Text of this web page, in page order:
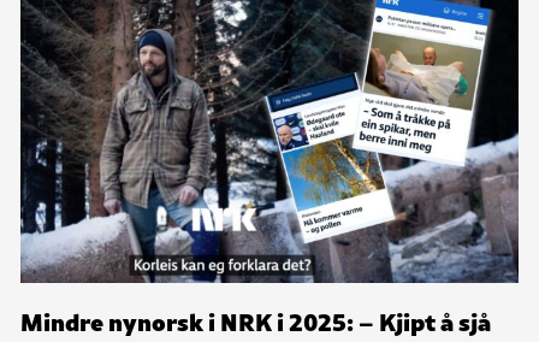
Mindre nynorsk i NRK i 2025: – Kjipt å sjå